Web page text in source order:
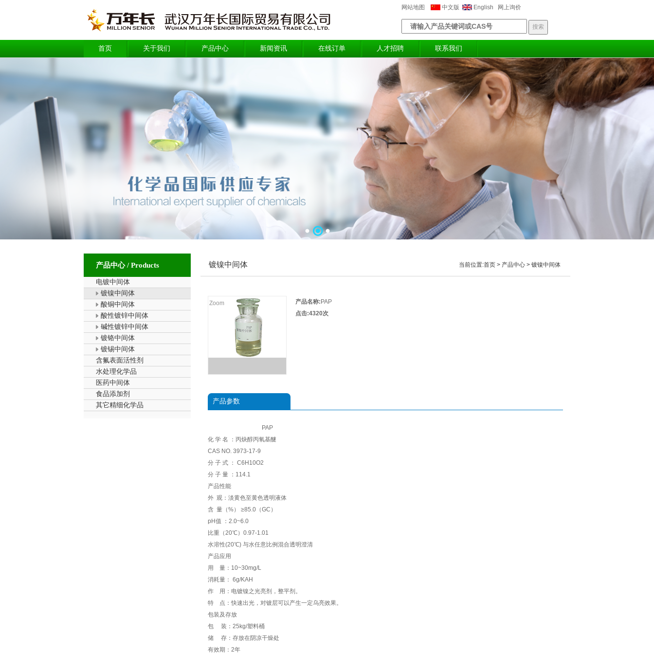
网站地图 中文版 English 网上询价
首页 关于我们 产品中心 新闻资讯 在线订单 人才招聘 联系我们
产品中心 / Products
电镀中间体
镀镍中间体
酸铜中间体
酸性镀锌中间体
碱性镀锌中间体
镀铬中间体
镀锡中间体
含氟表面活性剂
水处理化学品
医药中间体
食品添加剂
其它精细化学品
镀镍中间体 当前位置:首页 > 产品中心 > 镀镍中间体
Zoom 产品名称: PAP
点击:4320次
产品参数
PAP
化 学 名 ：丙炔醇丙氧基醚
CAS NO. 3973-17-9
分 子 式 ： C6H10O2
分 子 量 ：114.1
产品性能
外 观：淡黄色至黄色透明液体
含 量（%） ≥85.0（GC）
pH值 ：2.0~6.0
比重（20℃）0.97-1.01
水溶性(20℃) 与水任意比例混合透明澄清
产品应用
用 量：10~30mg/L
消耗量： 6g/KAH
作 用：电镀镍之光亮剂，整平剂。
特 点：快速出光，对镀层可以产生一定乌亮效果。
包装及存放
包 装：25kg/塑料桶
储 存：存放在阴凉干燥处
有效期：2年